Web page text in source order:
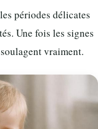
périodes délicates
Une fois les signes
vraiment.